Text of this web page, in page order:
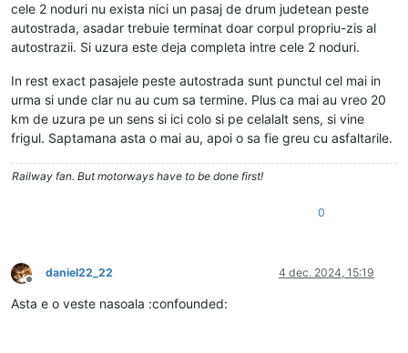
cele 2 noduri nu exista nici un pasaj de drum judetean peste
autostrada, asadar trebuie terminat doar corpul propriu-zis al
autostrazii. Si uzura este deja completa intre cele 2 noduri.
In rest exact pasajele peste autostrada sunt punctul cel mai in
urma si unde clar nu au cum sa termine. Plus ca mai au vreo 20
km de uzura pe un sens si ici colo si pe celalalt sens, si vine
frigul. Saptamana asta o mai au, apoi o sa fie greu cu asfaltarile.
Railway fan. But motorways have to be done first!
0
Deconectat
daniel22_22 4 dec. 2024, 15:19
Asta e o veste nasoala :confounded: